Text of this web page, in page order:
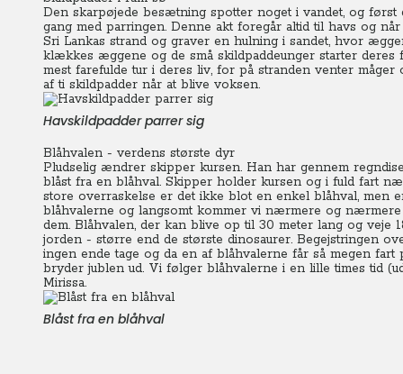
Den skarpøjede besætning spotter noget i vandet, og
gang med parringen. Denne akt foregår altid til havs og
Sri Lankas strand og graver en hulning i sandet, hvor
klækkes æggene og de små skildpaddeunger starter
mest farefulde tur i deres liv, for på stranden venter
af ti skildpadder når at blive voksen.
Havskildpadder parrer sig
Blåhvalen - verdens største dyr
Pludselig ændrer skipper kursen. Han har gennem
blåst fra en blåhval. Skipper holder kursen og i fuld fart
store overraskelse er det ikke blot en enkel blåhval, men
blåhvalerne og langsomt kommer vi nærmere og
dem. Blåhvalen, der kan blive op til 30 meter lang og veje
jorden - større end de største dinosaurer. Begejstringen
ingen ende tage og da en af blåhvalerne får så megen
bryder jublen ud. Vi følger blåhvalerne i en lille times tid
Mirissa.
Blåst fra en blåhval